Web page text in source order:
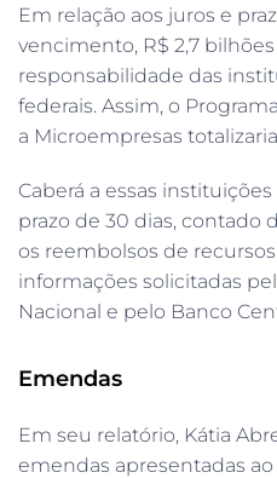
Em relação aos juros e
vencimento, R$ 2,7
responsabilidade das
federais. Assim, o
a Microempresas
Caberá a essas
prazo de 30 dias, contado
os reembolsos de
informações solicitadas
Nacional e pelo Banco
Emendas
Em seu relatório, Kátia
emendas apresentadas